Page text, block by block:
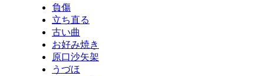
負傷
立ち直る
古い曲
お好み焼き
原口沙矢架
うづほ